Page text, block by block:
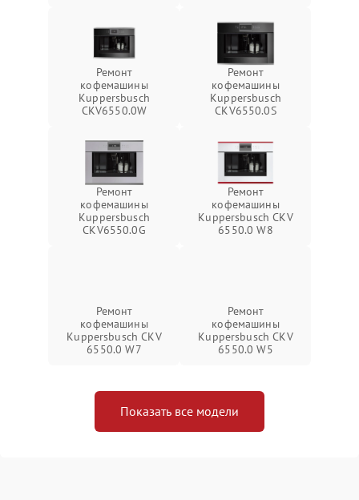
Ремонт
кофемашины
Kuppersbusch
CKV6550.0W
Ремонт
кофемашины
Kuppersbusch
CKV6550.0S
Ремонт
кофемашины
Kuppersbusch
CKV6550.0G
Ремонт
кофемашины
Kuppersbusch CKV
6550.0 W8
Ремонт
кофемашины
Kuppersbusch CKV
6550.0 W7
Ремонт
кофемашины
Kuppersbusch CKV
6550.0 W5
Показать все модели